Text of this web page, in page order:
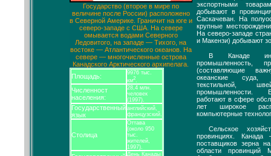
Государство (второе в мире по
величине после России) расположено
в Северной Америке. Граничит на юге и
северо-западе с США. На севере
омывается водами Северного
Ледовитого, на западе — Тихого, на
востоке — Атлантического океанов. На
севере — многочисленные острова
Канадского Арктического архипелага.
Площадь:
9976 тыс.
км2.
Численност
населения:
28,4 млн.
человек
(1997).
Государственный
язык
английский,
французский.
Столица
Оттава
(около 950
тыс.
жителей,
1997).
День Канады
экспортными
добывают в
Саскачеван. На
крупные
На северо-западе
и Макензи) добывают
В Канаде
промышленность,
(составляющие
океанские суда,
текстильной,
промышленности.
работают в сфере
лет широкое
компьютерные
Сельское
провинциях.
поставщиков зерна
области провинций